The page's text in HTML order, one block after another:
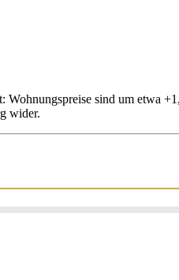
sind um etwa
wider.